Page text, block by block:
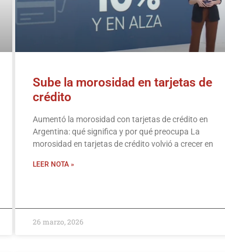
Sube la morosidad en tarjetas de
crédito
Aumentó la morosidad con tarjetas de crédito en
Argentina: qué significa y por qué preocupa La
morosidad en tarjetas de crédito volvió a crecer en
LEER NOTA »
26 marzo, 2026